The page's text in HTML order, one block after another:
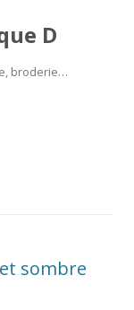
D
broderie…
sombre